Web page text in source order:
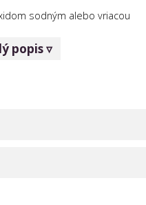
sodným alebo vriacou
úprava sú zárukou
popis ▿